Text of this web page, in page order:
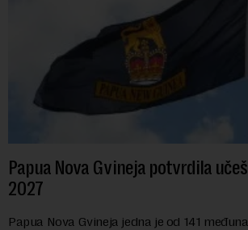
Papua Nova Gvineja potvrdila
2027
Papua Nova Gvineja jedna je od 141